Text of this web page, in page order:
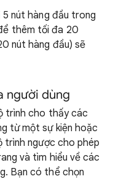
nút hàng đầu trong
thêm tối đa 20
nút hàng đầu) sẽ
người dùng
trình cho thấy các
từ một sự kiện hoặc
trình ngược cho phép
và tìm hiểu về các
Bạn có thể chọn